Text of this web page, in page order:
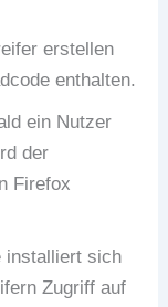
erstellen
enthalten.
ein Nutzer
der
Firefox
installiert sich
Zugriff auf